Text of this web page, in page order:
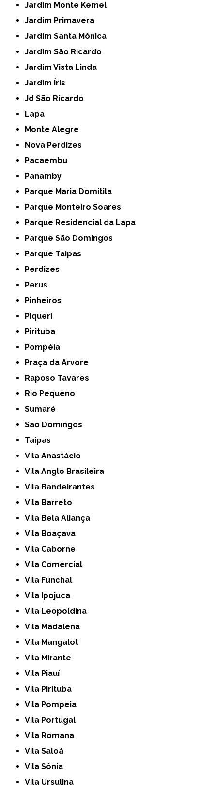
Jardim Monte Kemel
Jardim Primavera
Jardim Santa Mônica
Jardim São Ricardo
Jardim Vista Linda
Jardim Íris
Jd São Ricardo
Lapa
Monte Alegre
Nova Perdizes
Pacaembu
Panamby
Parque Maria Domitila
Parque Monteiro Soares
Parque Residencial da Lapa
Parque São Domingos
Parque Taipas
Perdizes
Perus
Pinheiros
Piqueri
Pirituba
Pompéia
Praça da Arvore
Raposo Tavares
Rio Pequeno
Sumaré
São Domingos
Taipas
Vila Anastácio
Vila Anglo Brasileira
Vila Bandeirantes
Vila Barreto
Vila Bela Aliança
Vila Boaçava
Vila Caborne
Vila Comercial
Vila Funchal
Vila Ipojuca
Vila Leopoldina
Vila Madalena
Vila Mangalot
Vila Mirante
Vila Piauí
Vila Pirituba
Vila Pompeia
Vila Portugal
Vila Romana
Vila Saloá
Vila Sônia
Vila Ursulina